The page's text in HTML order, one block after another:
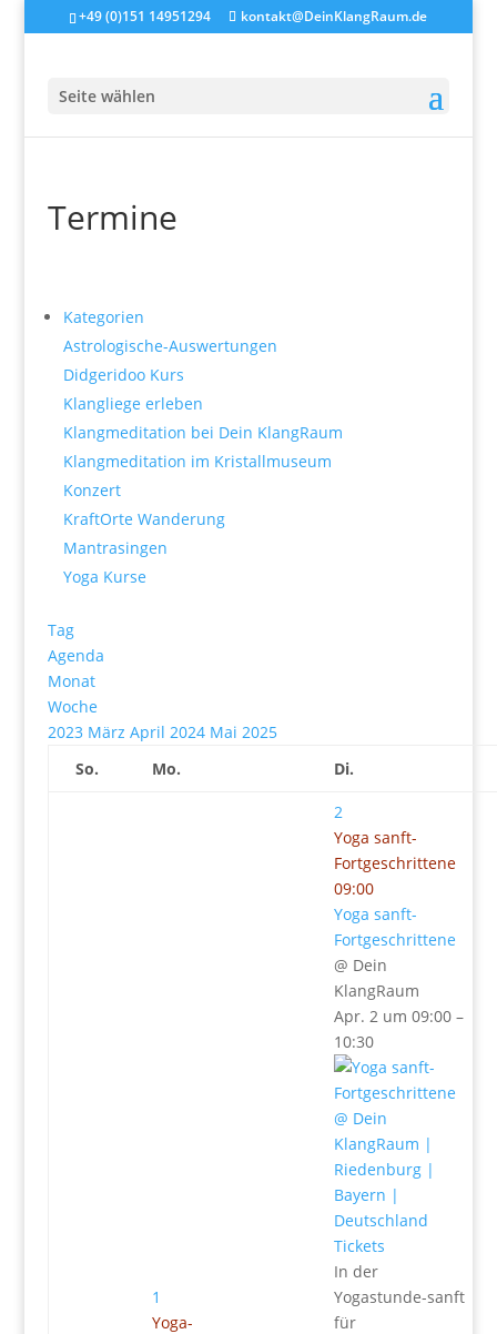
+49 (0)151 14951294 kontakt@DeinKlangRaum.de
Seite wählen
Termine
Kategorien
Astrologische-Auswertungen
Didgeridoo Kurs
Klangliege erleben
Klangmeditation bei Dein KlangRaum
Klangmeditation im Kristallmuseum
Konzert
KraftOrte Wanderung
Mantrasingen
Yoga Kurse
Tag
Agenda
Monat
Woche
2023 März April 2024 Mai 2025
So.
Mo. Di.
1
Yoga-
2
Yoga sanft-
Fortgeschrittene
09:00
Yoga sanft-
Fortgeschrittene
@ Dein
KlangRaum
Apr. 2 um 09:00 –
10:30
Tickets
In der
Yogastunde-sanft
für